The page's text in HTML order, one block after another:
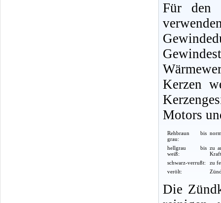
Für den
Kerzen
Motors
Rehbraun bis
grau:
hellgrau bis
weiß:
zu
schwarz-verrußt:
zu
verölt:
Die